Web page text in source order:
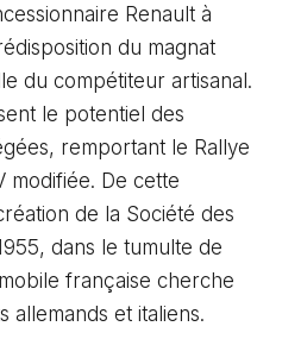
Renault à
du magnat
du compétiteur artisanal.
le potentiel des
remportant le Rallye
modifiée. De cette
de la Société des
dans le tumulte de
française cherche
allemands et italiens.